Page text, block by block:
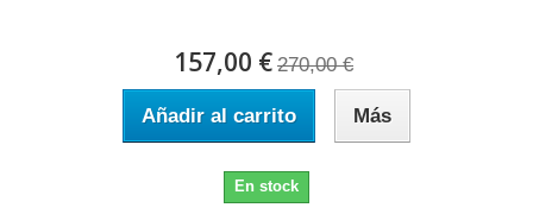
157,00 € 270,00 €
Añadir al carrito Más
En stock